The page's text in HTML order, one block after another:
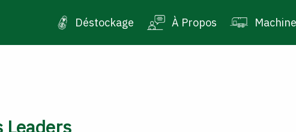
Déstockage À Propos
Leaders